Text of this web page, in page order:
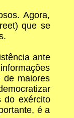
Agora,
que se
ante
de maiores
do exército
é a